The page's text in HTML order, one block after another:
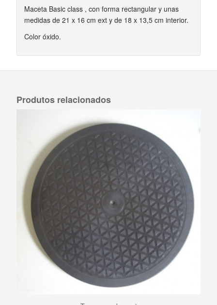
Maceta Basic class , con forma rectangular y unas
medidas de 21 x 16 cm ext y de 18 x 13,5 cm interior.
Color óxido.
Produtos relacionados